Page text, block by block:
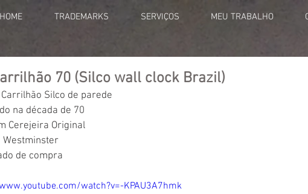
HOME TRADEMARKS SERVIÇOS MEU TRABALHO
70 (Silco wall clock Brazil)
Silco de parede
na década de 70
Cerejeira Original
Westminster
de compra
watch?v=-KPAU3A7hmk